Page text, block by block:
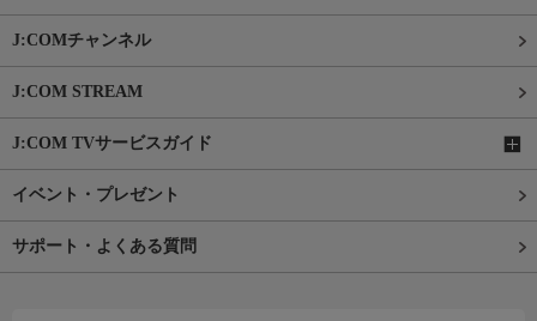
J:COMチャンネル
J:COM STREAM
J:COM TVサービスガイド
イベント・プレゼント
サポート・よくある質問